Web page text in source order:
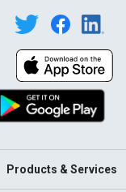
Products & Services